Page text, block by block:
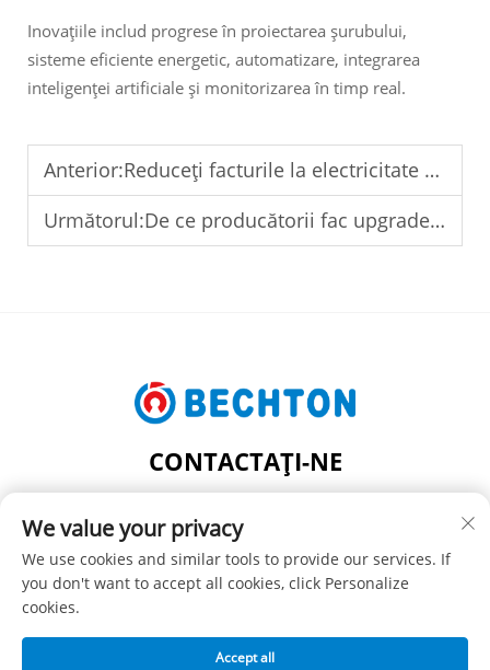
Inovațiile includ progrese în proiectarea șurubului,
sisteme eficiente energetic, automatizare, integrarea
inteligenței artificiale și monitorizarea în timp real.
Anterior:Reduceți facturile la electricitate cu linia de extrudare PVC-O economă la energie
Următorul:De ce producătorii fac upgrade la o linie de extrudare PVC-O înalt eficientă
CONTACTAȚI-NE
ORAȘUL ZHANGJIAGANG, JUDEȚUL JIANGSU, CHINA
Tel:+86-13962240078
E-mail: [email protected]
We value your privacy
We use cookies and similar tools to provide our services. If
you don't want to accept all cookies, click Personalize
cookies.
Accept all